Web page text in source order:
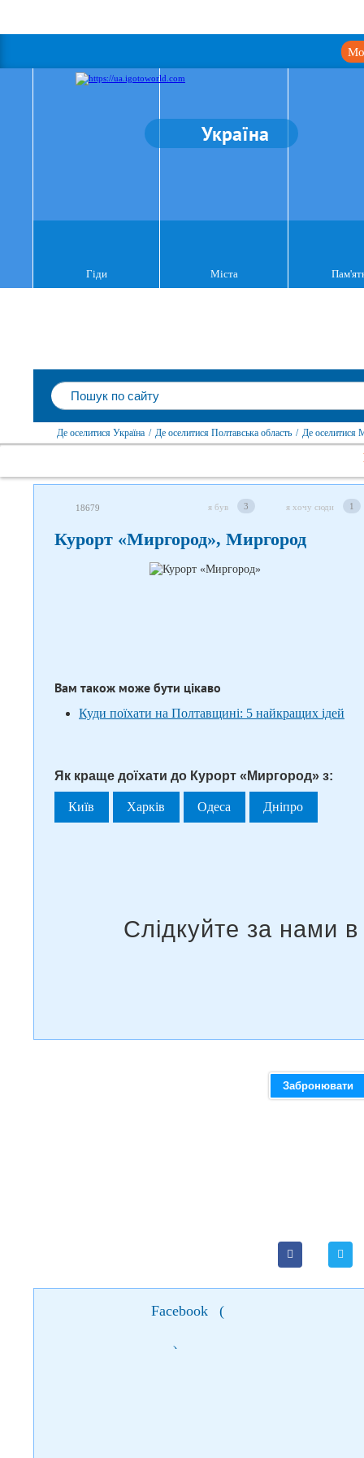
Україна
Гіди Міста
Де оселитися Україна / Де оселитися Полтавська область / Де оселитися
18679 я був 3 я хочу сюди 1
Курорт «Миргород», Миргород
Вам також може бути цікаво
Куди поїхати на Полтавщині: 5 найкращих ідей
Як краще доїхати до Курорт «Миргород» з:
Київ Харків Одеса Дніпро
Слідкуйте за нами в соцмережах
Забронювати
Facebook (
)